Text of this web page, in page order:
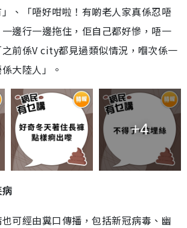
、「唔好咁啦！有啲老人家真係忍唔
邊行一邊拖住，佢自己都好慘，唔一
前係V city都見過類似情況，嗰次係一
大陸人」。
+4
病
可經由糞口傳播，包括新冠病毒、幽